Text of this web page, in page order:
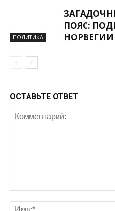
ПОЛИТИКА
ПОЯС:
НОРВЕГИИ
ОСТАВЬТЕ ОТВЕТ